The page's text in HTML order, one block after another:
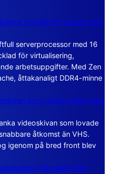
byggda för servrar och
serverprocessor med 16
för virtualisering,
arbetsuppgifter. Med Zen
åttakanaligt DDR4-minne
som visade vägen mot
videoskivan som lovade
åtkomst än VHS.
igenom på bred front blev
från tiden före